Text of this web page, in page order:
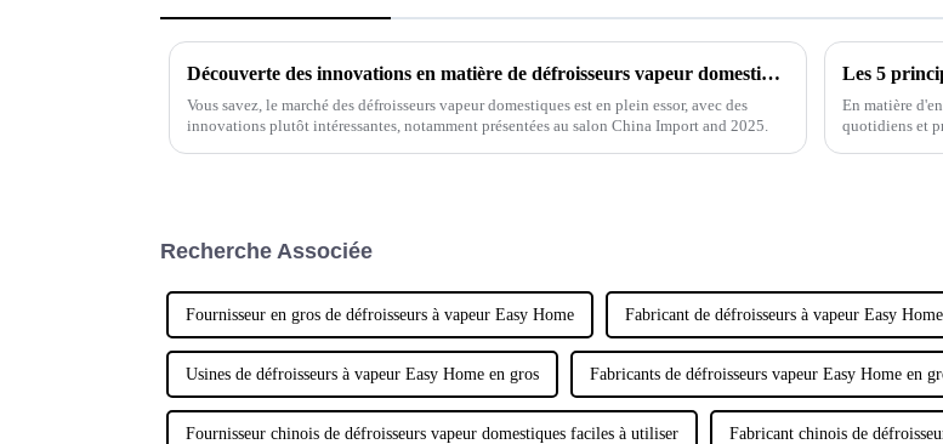
Découverte des innovations en matière de défroisseurs vapeur domestiques au Salon d'import-export de Chine 2025
Vous savez, le marché des défroisseurs vapeur domestiques est en plein essor, avec des
innovations plutôt intéressantes, notamment présentées au salon China Import and 2025.
En matière
quotidiens et
Recherche Associée
Fournisseur en gros de défroisseurs à vapeur Easy Home Fabricant de défroisseurs à vapeur Easy
Usines de défroisseurs à vapeur Easy Home en gros Fabricants de défroisseurs vapeur Easy Home en
Fournisseur chinois de défroisseurs vapeur domestiques faciles à utiliser Fabricant chinois de